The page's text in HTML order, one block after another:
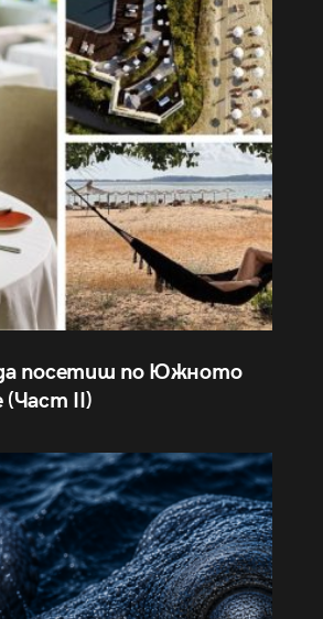
посетиш по Южното
(Част II)